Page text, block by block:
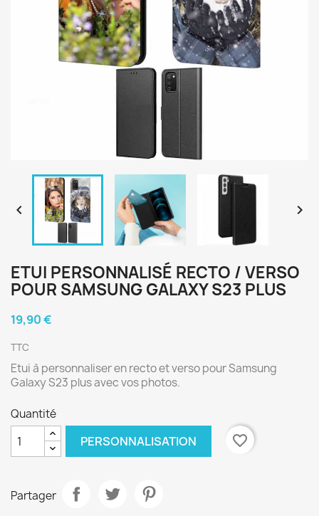
 
ETUI PERSONNALISÉ RECTO / VERSO
POUR SAMSUNG GALAXY S23 PLUS
19,90 €
TTC
Etui à personnaliser en recto et verso pour Samsung
Galaxy S23 plus avec vos photos.
Quantité
PERSONNALISATION favorite_border
Partager